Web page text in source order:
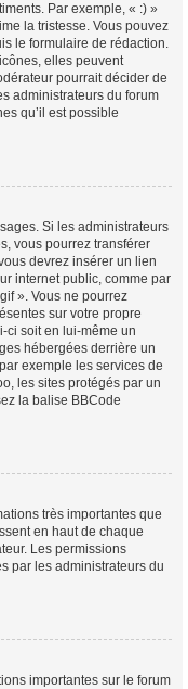
Par exemple, « :) »
la tristesse. Vous pouvez
le formulaire de rédaction.
elles peuvent
pourrait décider de
administrateurs du forum
qu’il est possible
Si les administrateurs
vous pourrez transférer
devrez insérer un lien
internet public, comme par
». Vous ne pourrez
sur votre propre
ci soit en lui-même un
hébergées derrière un
exemple les services de
les sites protégés par un
la balise BBCode
très importantes que
en haut de chaque
Les permissions
par les administrateurs du
importantes sur le forum